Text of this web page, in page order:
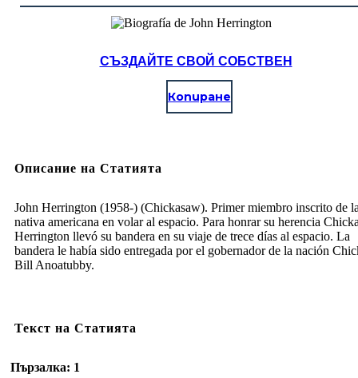
СЪЗДАЙТЕ СВОЙ СОБСТВЕН
Копиране
Описание на Статията
John Herrington (1958-) (Chickasaw). Primer miembro inscrito de
nativa americana en volar al espacio. Para honrar su herencia
Herrington llevó su bandera en su viaje de trece días al espacio. La
bandera le había sido entregada por el gobernador de la nación
Bill Anoatubby.
Текст на Статията
Пързалка: 1